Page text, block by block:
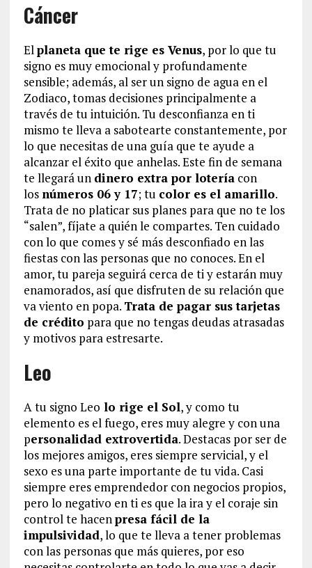
Cáncer
Elplaneta que te rige es Venus, por lo que tu
signo es muy emocional y profundamente
sensible; además, al ser un signo de agua en el
Zodiaco, tomas decisiones principalmente a
través de tu intuición. Tu desconfianza en ti
mismo te lleva a sabotearte constantemente, por
lo que necesitas de una guía que te ayude a
alcanzar el éxito que anhelas. Este fin de semana
te llegará un dinero extra por loteríacon
los números 06 y 17; tu color es el amarillo.
Trata de no platicar sus planes para que no te los
“salen”, fíjate a quién le compartes. Ten cuidado
con lo que comes y sé más desconfiado en las
fiestas con las personas que no conoces. En el
amor, tu pareja seguirá cerca de ti y estarán muy
enamorados, así que disfruten de su relación que
va viento en popa. Trata de pagar sus tarjetas
de crédito para que no tengas deudas atrasadas
y motivos para estresarte.
Leo
A tu signo Leo lo rige el Sol, y como tu
elemento es el fuego, eres muy alegre y con una
personalidad extrovertida. Destacas por ser de
los mejores amigos, eres siempre servicial, y el
sexo es una parte importante de tu vida. Casi
siempre eres emprendedor con negocios propios,
pero lo negativo en ti es que la ira y el coraje sin
control te hacenpresa fácil de la
impulsividad, lo que te lleva a tener problemas
con las personas que más quieres, por eso